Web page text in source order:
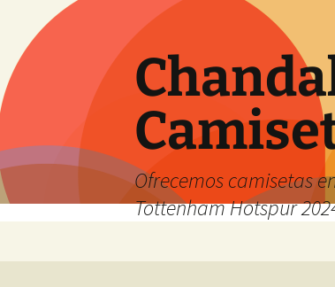
Ofrecemos camisetas
Tottenham Hotspur